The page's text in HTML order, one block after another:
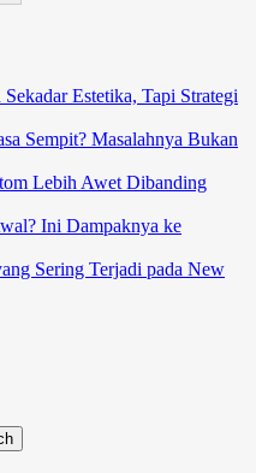
Estetika, Tapi Strategi
Sempit? Masalahnya Bukan
Lebih Awet Dibanding
Ini Dampaknya ke
Sering Terjadi pada New